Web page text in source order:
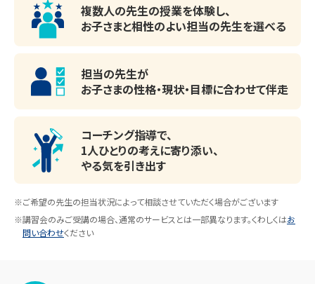
武蔵野大学（指定校）、駒澤大学（指定校）などなど・・・・
☆随時更新中☆【成果・実績例】
・大学
武蔵野、駒澤、東京家政、昭和女子など
・高等学校
竹早、小松川、城東、三田、東、紅葉川、中央大学中央など
神田女子、和洋九段、広尾学園小石川、目白研心、聖学院、専
修大学松戸など
複数人の先生の授業を体験し、
お子さまと相性のよい担当の先生を選べる
担当の先生が
お子さまの性格・現状・目標に合わせて伴走
コーチング指導で、
1人ひとりの考えに寄り添い、
やる気を引き出す
※ご希望の先生の担当状況によって相談させていただく場合がございます
※講習会のみご受講の場合、通常のサービスとは一部異なります。くわしくはお
問い合わせください